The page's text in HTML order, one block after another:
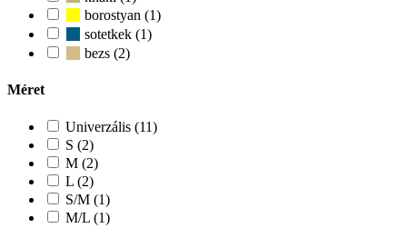
borostyan (1)
sotetkek (1)
bezs (2)
Méret
Univerzális (11)
S (2)
M (2)
L (2)
S/M (1)
M/L (1)